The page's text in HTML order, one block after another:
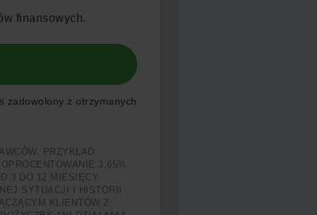
finansowych.
zadowolony z otrzymanych
PRZYKŁAD:
3,65%
3 DO 12 MIESIĘCY.
SYTUACJI I HISTORII
KLIENTÓW Z